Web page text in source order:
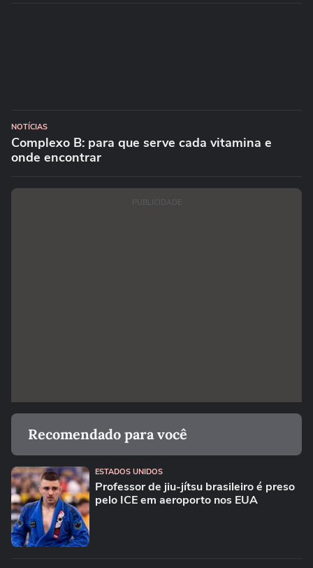
NOTÍCIAS
Complexo B: para que serve cada vitamina e
onde encontrar
PUBLICIDADE
Recomendado para você
ESTADOS UNIDOS
Professor de jiu-jítsu brasileiro é preso
pelo ICE em aeroporto nos EUA